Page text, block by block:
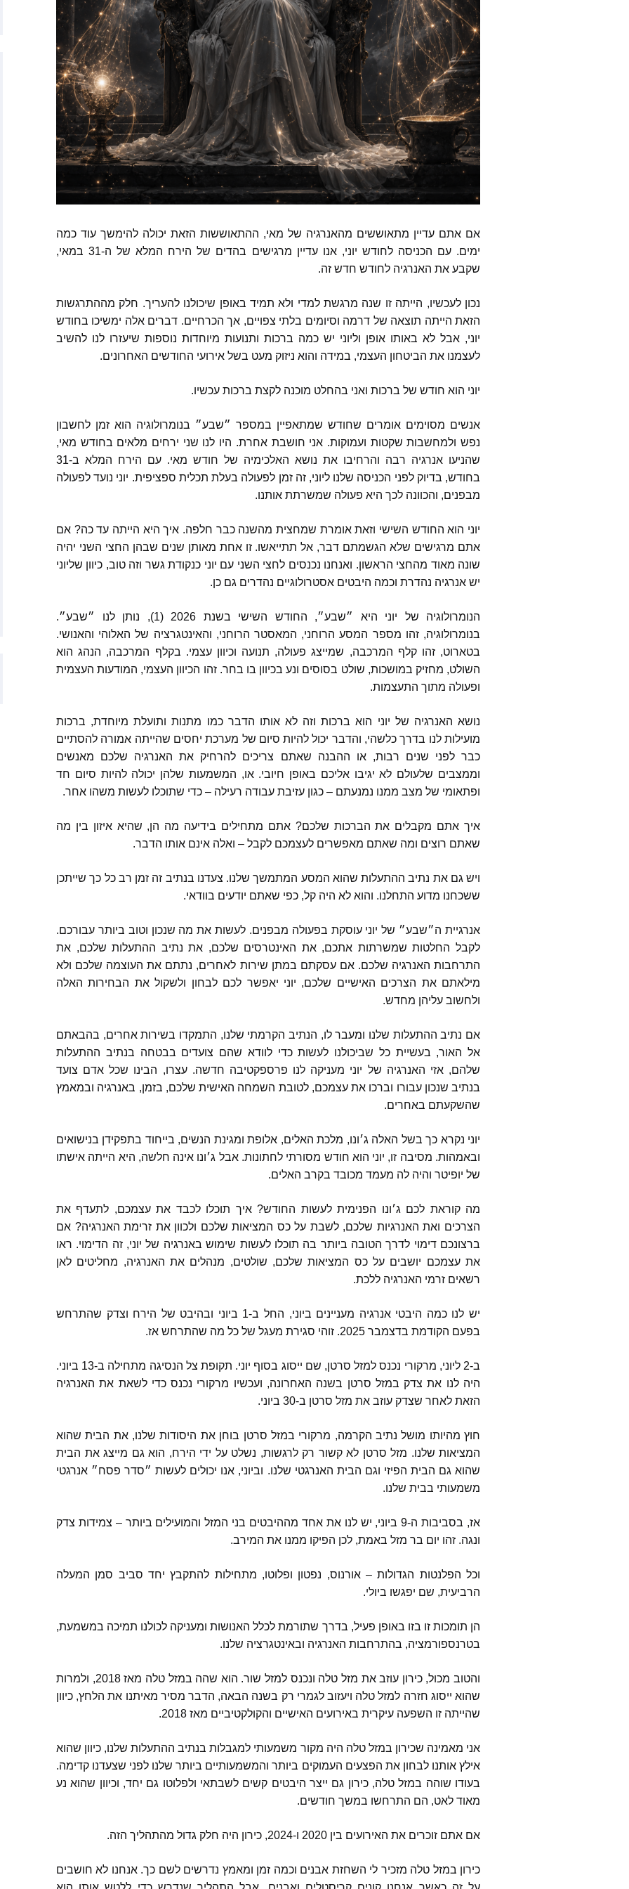
רומי וייזר
ד״ר מריה האטני
דונה אשוורת׳
סליה פן מאתר Starchild
Global
טהליה האנטר
דיאן קת׳רין מאתר
פמלה קריב – מתקשרת
את ישוע, מרים המגדלית
ואימא אדמה
ג׳ף בראון – הגיגים
סטיב פאוולינה
קייט ספרקלי מאתר Spirit
פינת המסרים הקצרים
טינה ספולדינג – מתקשרת
את ישוע ואננדה
לי קרול
כותבים וכותבות שונים
כלל המאמרים
שהתפרסמו בשנת 2025
המאמרים שהתפרסמו
בשנת 2024
תרומה ותמיכה
אם אתם עדיין מתאוששים מהאנרגיה של מאי, ההתאוששות הזאת יכולה להימשך עוד כמה
ימים.עם הכניסה לחודש יוני,אנו עדיין מרגישים בהדים של הירח המלא של ה-31 במאי,
שקבע את האנרגיה לחודש חדש זה.
נכון לעכשיו, הייתה זו שנה מרגשת למדי ולא תמיד באופן שיכולנו להעריך. חלק מההתרגשות
הזאת הייתה תוצאה של דרמה וסיומים בלתי צפויים, אך הכרחיים. דברים אלה ימשיכו בחודש
יוני, אבל לא באותו אופן וליוני יש כמה ברכות ותנועות מיוחדות נוספות שיעזרו לנו להשיב
לעצמנו את הביטחון העצמי, במידה והוא ניזוק מעט בשל אירועי החודשים האחרונים.
יוני הוא חודש של ברכות ואני בהחלט מוכנה לקצת ברכות עכשיו.
אנשים מסוימים אומרים שחודש שמתאפיין במספר ״שבע״ בנומרולוגיה הוא זמן לחשבון
נפש ולמחשבות שקטות ועמוקות. אני חושבת אחרת. היו לנו שני ירחים מלאים בחודש מאי,
שהניעו אנרגיה רבה והרחיבו את נושא האלכימיה של חודש מאי. עם הירח המלא ב-31
בחודש, בדיוק לפני הכניסה שלנו ליוני,זה זמן לפעולה בעלת תכלית ספציפית. יוני נועד לפעולה
מבפנים, והכוונה לכך היא פעולה שמשרתת אותנו.
יוני הוא החודש השישי וזאת אומרת שמחצית מהשנה כבר חלפה. איך היא הייתה עד כה? אם
אתם מרגישים שלא הגשמתם דבר, אל תתייאשו.זו אחת מאותן שנים שבהן החצי השני יהיה
שונה מאוד מהחצי הראשון. ואנחנו נכנסים לחצי השני עם יוני כנקודת גשר וזה טוב, כיוון שליוני
יש אנרגיה נהדרת וכמה היבטים אסטרולוגיים נהדרים גם כן.
הנומרולוגיה של יוני היא ״שבע״, החודש השישי בשנת נותן לנו ״שבע״.
בנומרולוגיה,זהו מספר המסע הרוחני, המאסטר הרוחני, והאינטגרציה של האלוהי והאנושי.
בטארוט,זהו קלף המרכבה, שמייצג פעולה, תנועה וכיוון עצמי. בקלף המרכבה, הנהג הוא
השולט, מחזיק במושכות, שולט בסוסים ונע בכיוון בו בחר.זהו הכיוון העצמי, המודעות העצמית
ופעולה מתוך התעצמות.
נושא האנרגיה של יוני הוא ברכות וזה לא אותו הדבר כמו מתנות ותועלת מיוחדת, ברכות
מועילות לנו בדרך כלשהי, והדבר יכול להיות סיום של מערכת יחסים שהייתה אמורה להסתיים
כבר לפני שנים רבות,או ההבנה שאתם צריכים להרחיק את האנרגיה שלכם מאנשים
וממצבים שלעולם לא יגיבו אליכם באופן חיובי.או, המשמעות שלהן יכולה להיות סיום חד
ופתאומי של מצב ממנו נמנעתם – כגון עזיבת עבודה רעילה – כדי שתוכלו לעשות משהו אחר.
איך אתם מקבלים את הברכות שלכם?אתם מתחילים בידיעה מה הן, שהיא איזון בין מה
שאתם רוצים ומה שאתם מאפשרים לעצמכם לקבל – ואלה אינם אותו הדבר.
ויש גם את נתיב ההתעלות שהוא המסע המתמשך שלנו. צעדנו בנתיב זה זמן רב כל כך שייתכן
ששכחנו מדוע התחלנו. והוא לא היה קל, כפי שאתם יודעים בוודאי.
אנרגיית ה״שבע״ של יוני עוסקת בפעולה מבפנים. לעשות את מה שנכון וטוב ביותר עבורכם.
לקבל החלטות שמשרתות אתכם,את האינטרסים שלכם, את נתיב ההתעלות שלכם, את
התרחבות האנרגיה שלכם.אם עסקתם במתן שירות לאחרים, נתתם את העוצמה שלכם ולא
מילאתם את הצרכים האישיים שלכם, יוני יאפשר לכם לבחון ולשקול את הבחירות האלה
ולחשוב עליהן מחדש.
אם נתיב ההתעלות שלנו ומעבר לו, הנתיב הקרמתי שלנו, התמקדו בשירות אחרים, בהבאתם
אל האור, בעשיית כל שביכולנו לעשות כדי לוודא שהם צועדים בבטחה בנתיב ההתעלות
שלהם,אזי האנרגיה של יוני מעניקה לנו פרספקטיבה חדשה.עצרו, הבינו שכל אדם צועד
בנתיב שנכון עבורו וברכו את עצמכם,לטובת השמחה האישית שלכם, בזמן, באנרגיה ובמאמץ
שהשקעתם באחרים.
יוני נקרא כך בשל האלה ג׳ונו, מלכת האלים, אלופת ומגינת הנשים, בייחוד בתפקידן בנישואים
ובאמהות. מסיבה זו, יוני הוא חודש מסורתי לחתונות.אבל ג׳ונו אינה חלשה, היא הייתה אישתו
של יופיטר והיה לה מעמד מכובד בקרב האלים.
מה קוראת לכם ג׳ונו הפנימית לעשות החודש?איך תוכלו לכבד את עצמכם, לתעדף את
הצרכים ואת האנרגיות שלכם,לשבת על כס המציאות שלכם ולכוון את זרימת האנרגיה? אם
ברצונכם דימוי לדרך הטובה ביותר בה תוכלו לעשות שימוש באנרגיה של יוני,זה הדימוי. ראו
את עצמכם יושבים על כס המציאות שלכם, שולטים, מנהלים את האנרגיה, מחליטים לאן
רשאים זרמי האנרגיה ללכת.
יש לנו כמה היבטי אנרגיה מעניינים ביוני, החל ב-1
ביוני ובהיבט של הירח וצדק שהתרחש
בפעם הקודמת בדצמבר
זוהי סגירת מעגל של כל מה שהתרחש אז.
ב-2 ליוני, מרקורי נכנס למזל סרטן, שם ייסוג בסוף יוני. תקופת צל הנסיגה מתחילה ב-13 ביוני.
היה לנו את צדק במזל סרטן בשנה האחרונה, ועכשיו מרקורי נכנס כדי לשאת את האנרגיה
הזאת לאחר שצדק עוזב את מזל סרטן ב-30 ביוני.
חוץ מהיותו מושל נתיב הקרמה, מרקורי במזל סרטן בוחן את היסודות שלנו,את הבית שהוא
המציאות שלנו. מזל סרטן לא קשור רק לרגשות, נשלט על ידי הירח, הוא גם מייצג את הבית
שהוא גם הבית הפיזי וגם הבית האנרגטי שלנו. וביוני, אנו יכולים לעשות ״סדר פסח״ אנרגטי
משמעותי בבית שלנו.
אז, בסביבות ה-9 ביוני, יש לנו את אחד מההיבטים בני המזל והמועילים ביותר – צמידות צדק
ונגה. זהו יום בר מזל באמת, לכן הפיקו ממנו את המירב.
וכל הפלנטות הגדולות–אורנוס, נפטון ופלוטו, מתחילות להתקבץ יחד סביב סמן המעלה
הרביעית, שם יפגשו ביולי.
הן תומכות זו בזו באופן פעיל, בדרך שתורמת לכלל האנושות ומעניקה לכולנו תמיכה במשמעת,
בטרנספורמציה, בהתרחבות האנרגיה ובאינטגרציה שלנו.
והטוב מכול,כירון עוזב את מזל טלה ונכנס למזל שור. הוא שהה במזל טלה מאז2018,
ולמרות
שהוא ייסוג חזרה למזל טלה ויעזוב לגמרי רק בשנה הבאה, הדבר מסיר מאיתנו את הלחץ, כיוון
שהייתה זו השפעה עיקרית באירועים האישיים והקולקטיביים מאז
אני מאמינה שכירון במזל טלה היה מקור משמעותי למגבלות בנתיב ההתעלות שלנו, כיוון שהוא
אילץ אותנו לבחון את הפצעים העמוקים ביותר והמשמעותיים ביותר שלנו לפני שצעדנו קדימה.
בעודו שוהה במזל טלה,כירון גם ייצר היבטים קשים לשבתאי ולפלוטו גם יחד, וכיוון שהוא נע
מאוד לאט, הם התרחשו במשך חודשים.
אם אתם זוכרים את האירועים בין ו-2024, כירון היה חלק גדול מהתהליך הזה.
כירון במזל טלה מזכיר לי השחזת אבנים וכמה זמן ומאמץ נדרשים לשם כך.אנחנו לא חושבים